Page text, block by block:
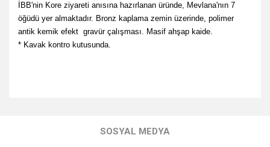
İBB'nin Kore ziyareti anısına hazırlanan üründe, Mevlana'nın 7
öğüdü yer almaktadır. Bronz kaplama zemin üzerinde, polimer
antik kemik efekt gravür çalışması. Masif ahşap kaide.
* Kavak kontro kutusunda.
kullanarak tarafımıza iletebilirsiniz.
Görüş ve önerileriniz için teşekkür ederiz.
SOSYAL MEDYA